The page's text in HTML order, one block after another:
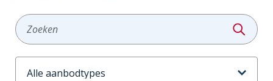
Zoeken
Aanbodtype